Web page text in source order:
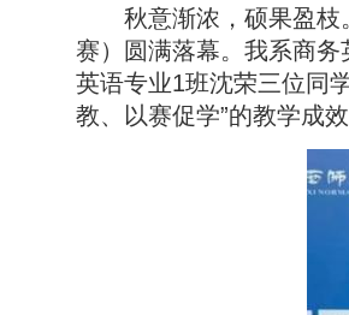
秋意渐浓，硕果盈枝。
赛）圆满落幕。我系商
英语专业1班沈荣三位同
教、以赛促学”的教学成效